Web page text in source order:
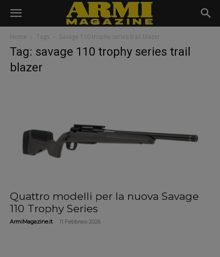
Home Tags Savage 110 trophy series trail blazer
Tag: savage 110 trophy series trail
blazer
Quattro modelli per la nuova Savage
110 Trophy Series
ArmiMagazine.it 11 Febbraio 2026